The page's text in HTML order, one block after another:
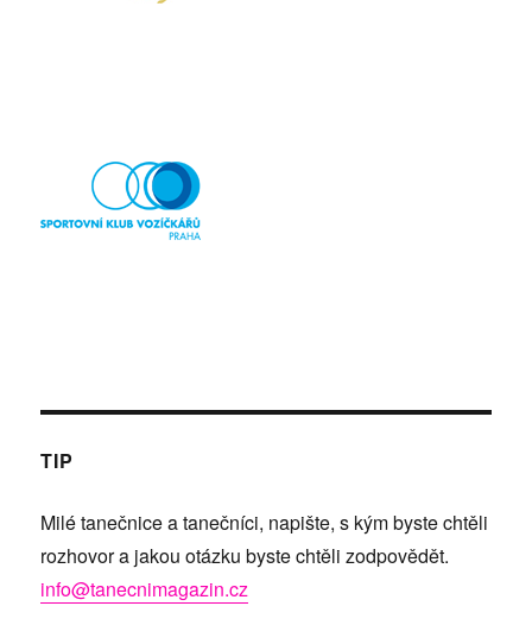
TIP
Milé tanečnice a tanečníci, napište, s kým byste chtěli
rozhovor a jakou otázku byste chtěli zodpovědět.
info@tanecnimagazin.cz